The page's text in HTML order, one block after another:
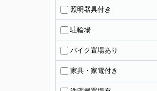
照明器具付き
駐輪場
バイク置場あり
家具・家電付き